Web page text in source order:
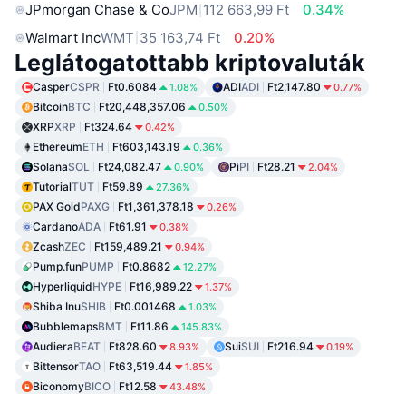
JPmorgan Chase & CoJPM 112 663,99 Ft
0.34%
Walmart IncWMT 35 163,74 Ft 0.20%
Leglátogatottabb kriptovaluták
CasperCSPR Ft0.6084 1.08% ADIADI Ft2,147.80 0.77%
BitcoinBTC Ft20,448,357.06 0.50%
XRPXRP Ft324.64 0.42%
EthereumETH Ft603,143.19 0.36%
SolanaSOL Ft24,082.47 0.90% PiPI Ft28.21 2.04%
TutorialTUT Ft59.89 27.36%
PAX GoldPAXG Ft1,361,378.18 0.26%
CardanoADA Ft61.91 0.38%
ZcashZEC Ft159,489.21 0.94%
Pump.funPUMP Ft0.8682 12.27%
HyperliquidHYPE Ft16,989.22 1.37%
Shiba InuSHIB Ft0.001468 1.03%
BubblemapsBMT Ft11.86 145.83%
AudieraBEAT Ft828.60 8.93% SuiSUI Ft216.94 0.19%
BittensorTAO Ft63,519.44 1.85%
BiconomyBICO Ft12.58 43.48%